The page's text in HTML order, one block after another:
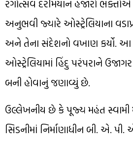
રંગોત્સવ દરમિયાન હજારો
અનુભવી જ્યારે ઓસ્ટ્રેલિયાના
અને તેના સંદેશનો વખાણ કર્યો. આ
ઓસ્ટ્રેલિયામાં હિંદુ પરંપરાને
બની હોવાનું જણાવ્યું છે.
ઉલ્લેખનીય છે કે પૂજ્ય મહંત સ્વામી
સિડનીમાં નિર્માણાધીન બી. એ.